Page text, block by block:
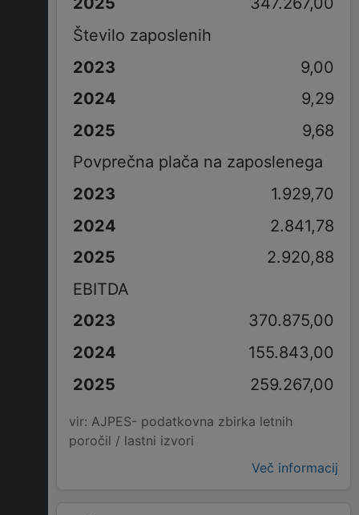
Število zaposlenih
9,00
9,29
9,68
Povprečna plača na zaposlenega
1.929,70
2.841,78
2.920,88
EBITDA
370.875,00
155.843,00
259.267,00
vir: AJPES- podatkovna zbirka letnih
poročil / lastni izvori
Več informacij